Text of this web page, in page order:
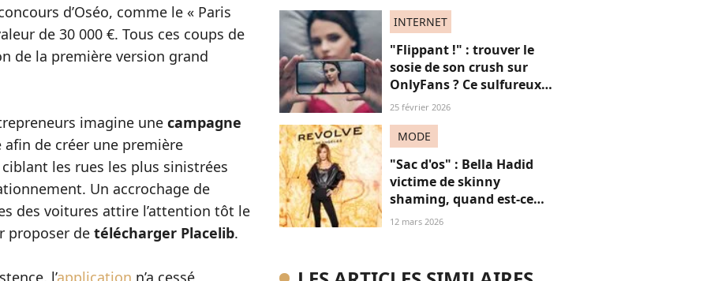
d’Oséo, comme le « Paris
de 30 000 €. Tous ces coups de
de la première version grand
imagine une campagne
de créer une première
les rues les plus sinistrées
Un accrochage de
des voitures attire l’attention tôt le
proposer de télécharger Placelib.
l’application n’a cessé
INTERNET
"Flippant !" : trouver le
sosie de son crush sur
OnlyFans ? Ce sulfureux
moteur de recherche fait
25 février 2026
MODE
"Sac d'os" : Bella Hadid
victime de skinny
shaming, quand est-ce
qu’on arrête de trouver les
12 mars 2026